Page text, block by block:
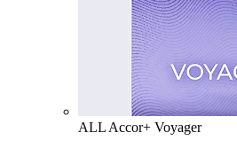
ALL Accor+ Voyager